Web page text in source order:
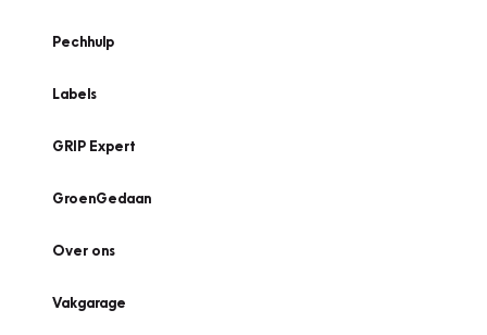
Pechhulp
Labels
GRIP Expert
GroenGedaan
Over ons
Vakgarage